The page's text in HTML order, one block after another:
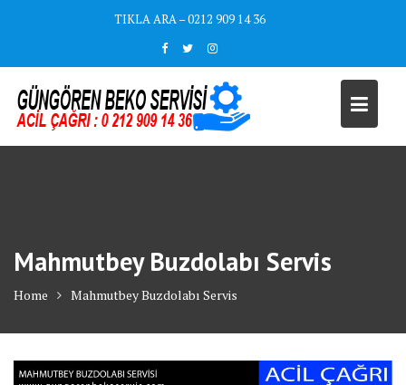
TIKLA ARA – 0212 909 14 36
Mahmutbey Buzdolabı Servis
Home Mahmutbey Buzdolabı Servis